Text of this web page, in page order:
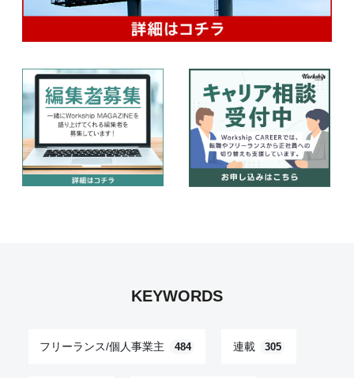
KEYWORDS
フリーランス/個人事業主 484 連載 305